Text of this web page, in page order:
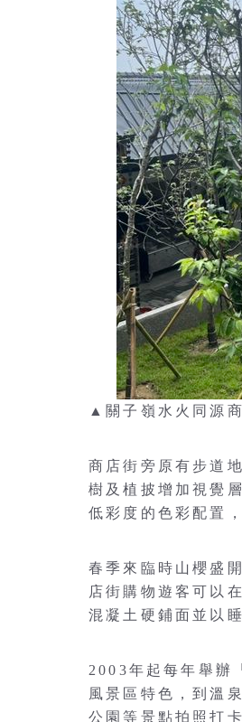
▲關子嶺水火同源
商店街旁原有步道
樹及植披增加視覺
低彩度的色彩配置
春季來臨時山櫻盛
店街購物遊客可以
混凝土硬鋪面並以
2003年起每年舉辦
風景區特色，到溫
公園等景點拍照打